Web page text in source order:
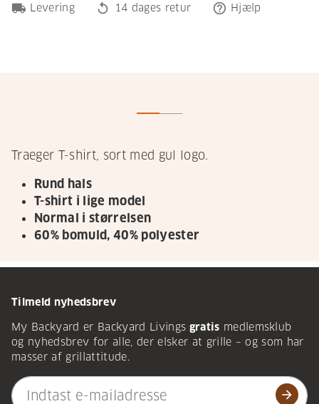
local_shipping Levering replay 14 dages retur help_outline Hjælp
Traeger T-shirt, sort med gul logo.
Rund hals
T-shirt i lige model
Normal i størrelsen
60% bomuld, 40% polyester
Tilmeld nyhedsbrev
My Backyard er Backyard Livings gratis medlemsklub
og nyhedsbrev for alle, der elsker at grille – og som har
masser af grillattitude.
arrow_forward